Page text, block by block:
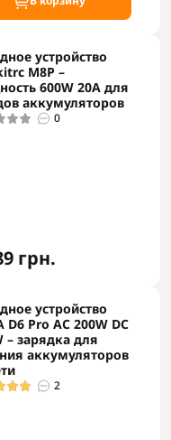
устройство
M8P –
600W 20A для
аккумуляторов
0
грн.
устройство
D6 Pro AC 200W DC
– зарядка для
аккумуляторов
2